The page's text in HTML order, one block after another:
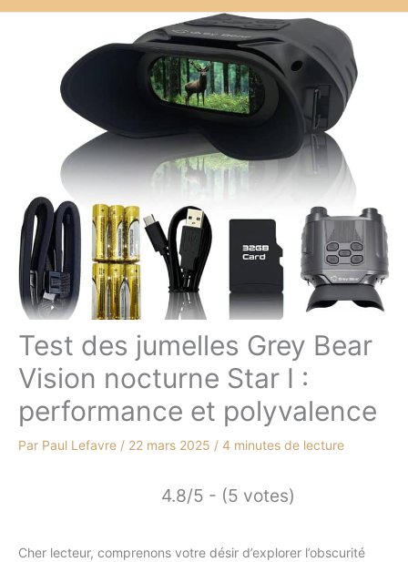
Test des jumelles Grey Bear
Vision nocturne Star I :
performance et polyvalence
Par Paul Lefavre / 22 mars 2025 / 4 minutes de lecture
4.8/5 - (5 votes)
Cher lecteur, comprenons votre désir d’explorer l’obscurité